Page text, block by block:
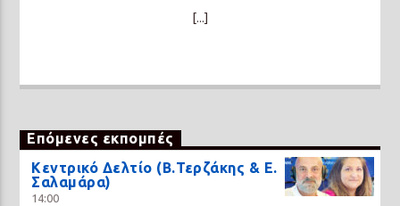
[...]
Επόμενες εκπομπές
Κεντρικό Δελτίο (Β.Τερζάκης & Ε.
Σαλαμάρα)
14:00